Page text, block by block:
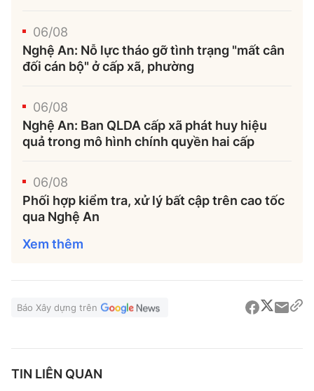
06/08
Nghệ An: Nỗ lực tháo gỡ tình trạng "mất cân
đối cán bộ" ở cấp xã, phường
06/08
Nghệ An: Ban QLDA cấp xã phát huy hiệu
quả trong mô hình chính quyền hai cấp
06/08
Phối hợp kiểm tra, xử lý bất cập trên cao tốc
qua Nghệ An
Xem thêm
Báo Xây dựng trên
TIN LIÊN QUAN